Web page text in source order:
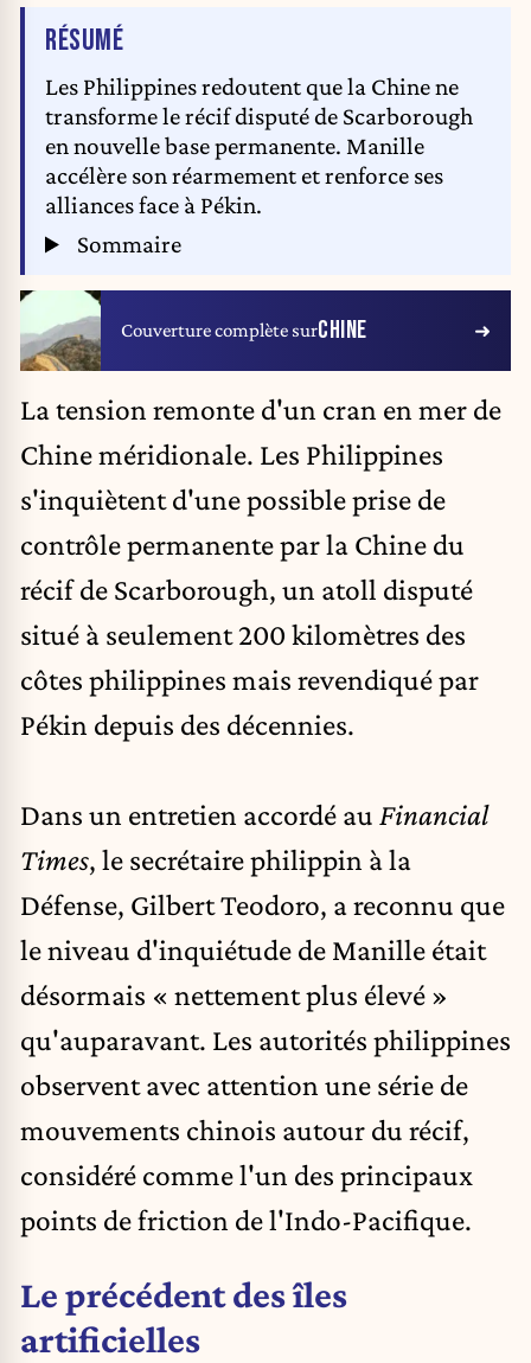
xMatrixxImages/MarkxRxCristinox
RÉSUMÉDE L'ARTICLE
Les Philippines redoutent que la Chine ne
transforme le récif disputé de Scarborough
en nouvelle base permanente. Manille
accélère son réarmement et renforce ses
alliances face à Pékin.
Sommaire
Couverture complète surCHINE
La tension remonte d'un cran en mer de
Chineméridionale. Les Philippines
s'inquiètent d'une possible prise de
contrôle permanente par la Chine du
récif de Scarborough, un atoll disputé
situé à seulement 200 kilomètres des
côtes philippines mais revendiqué par
Pékin depuis des décennies.
Dans un entretien accordé au Financial
Times, le secrétaire philippin à la
Défense, Gilbert Teodoro, a reconnu que
le niveau d'inquiétude de Manille était
désormais « nettement plus élevé »
qu'auparavant. Les autorités philippines
observent avec attention une série de
mouvements chinois autour du récif,
considéré comme l'un des principaux
points de friction de l'Indo-Pacifique.
Le précédent des îles
artificielles